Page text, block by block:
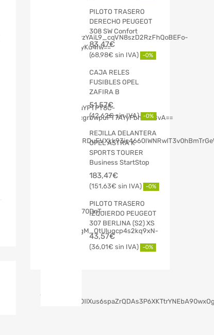
PILOTO TRASERO
DERECHO PEUGEOT
308 SW Confort
83,47€
68,98€ -0%
CAJA RELES
FUSIBLES OPEL
ZAFIRA B
51,57€
42,62€ -0%
REJILLA DELANTERA
OPEL ASTRA K
SPORTS TOURER
Business StartStop
183,47€
151,63€ -0%
PILOTO TRASERO
IZQUIERDO PEUGEOT
307 BERLINA (S2) XS
43,57€
36,01€ -0%